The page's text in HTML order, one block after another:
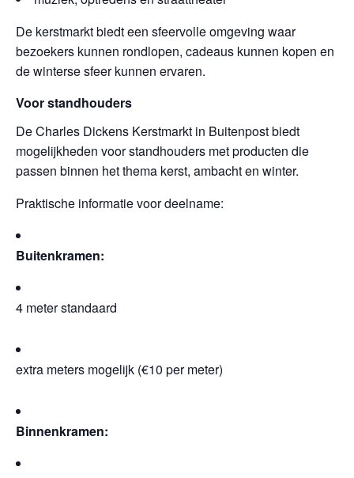
De kerstmarkt biedt een sfeervolle omgeving waar
bezoekers kunnen rondlopen, cadeaus kunnen kopen en
de winterse sfeer kunnen ervaren.
Voor standhouders
De Charles Dickens Kerstmarkt in Buitenpost biedt
mogelijkheden voor standhouders met producten die
passen binnen het thema kerst, ambacht en winter.
Praktische informatie voor deelname:
Buitenkramen:
4 meter standaard
extra meters mogelijk (€10 per meter)
Binnenkramen: